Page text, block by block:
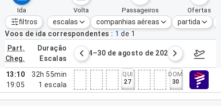
ida volta passageiros ofertas
filtros
Filtros ativos nenhum
escalas companhias aéreas partida
Voos de ida correspondentes
1 de 1
part.
cheg.
duração
escalas
agosto de 2026 24–30 de agosto de 2026 31/08/
13:10
19:05
32h 55min
1 escala
QUI
27
DOM
30